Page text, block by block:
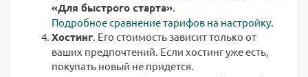
«Для быстрого старта».
Подробное сравнение тарифов на настройку.
Хостинг. Его стоимость зависит только от
ваших предпочтений. Если хостинг уже есть,
покупать новый не придется.